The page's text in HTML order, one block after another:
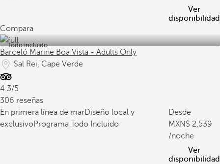
Ver
disponibilidad
Compara
Todo incluido
Barceló Marine Boa Vista - Adults Only
Sal Rei, Cape Verde
4.3/5
306 reseñas
En primera línea de marDiseño local y
exclusivoPrograma Todo Incluido
Desde
2,539
/noche
Ver
disponibilidad